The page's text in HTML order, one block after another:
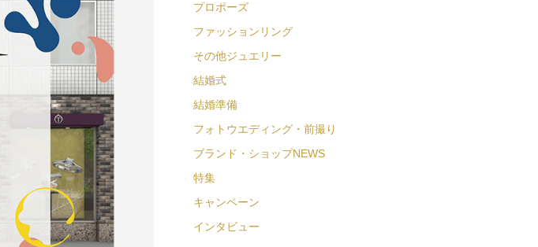
プロポーズ
ファッションリング
その他ジュエリー
結婚式
結婚準備
フォトウエディング・前撮り
ブランド・ショップNEWS
特集
キャンペーン
インタビュー